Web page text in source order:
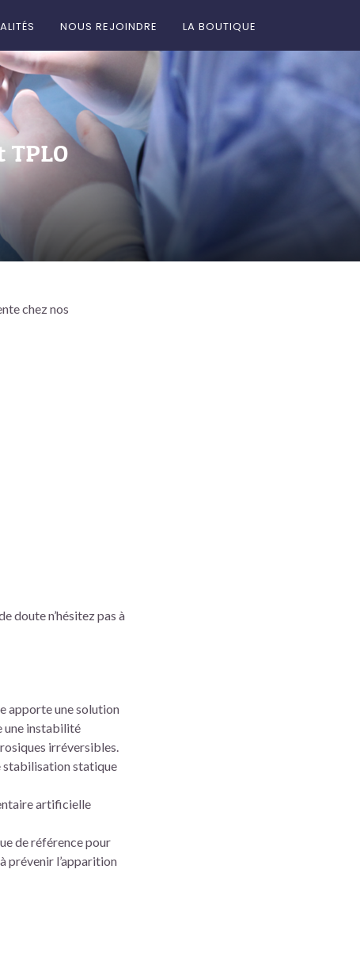
NOUS REJOINDRE LA BOUTIQUE
chez nos
doute n’hésitez pas à
apporte une solution
une instabilité
irréversibles.
stabilisation statique
artificielle
de référence pour
prévenir l’apparition